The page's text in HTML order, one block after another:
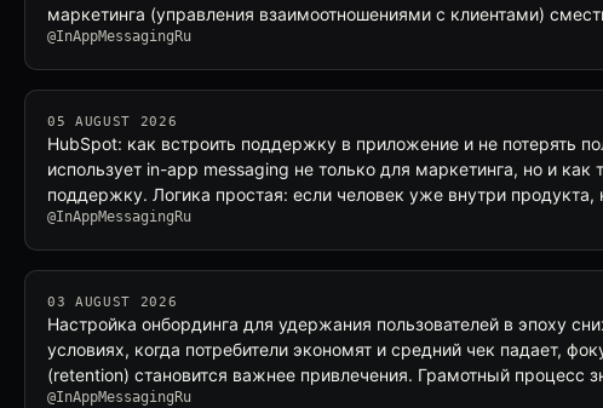
маркетинга (управления взаимоотношениями с клиентами)
@InAppMessagingRu
05 AUGUST 2026
HubSpot: как встроить поддержку в приложение и не потерять
использует in-app messaging не только для маркетинга, но и как
поддержку. Логика простая: если человек уже внутри продукта,
@InAppMessagingRu
03 AUGUST 2026
Настройка онбординга для удержания пользователей в эпоху
условиях, когда потребители экономят и средний чек падает,
(retention) становится важнее привлечения. Грамотный процесс
@InAppMessagingRu